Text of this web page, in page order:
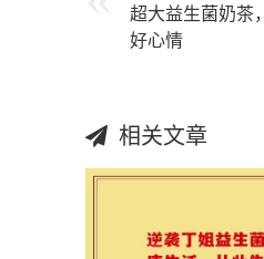
超大益生菌奶茶
好心情
相关文章